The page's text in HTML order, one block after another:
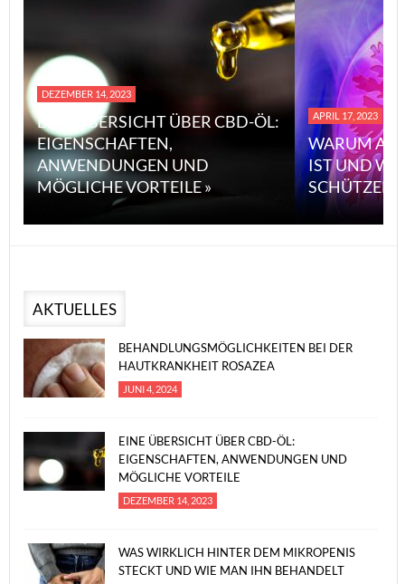
DEZEMBER 14, 2023
EINE ÜBERSICHT ÜBER CBD-ÖL:
EIGENSCHAFTEN,
ANWENDUNGEN UND
MÖGLICHE VORTEILE »
APRIL 17, 2023
WARUM
IST UND
SCHÜTZEN
AKTUELLES
BEHANDLUNGSMÖGLICHKEITEN BEI DER
HAUTKRANKHEIT ROSAZEA
JUNI 4, 2024
EINE ÜBERSICHT ÜBER CBD-ÖL:
EIGENSCHAFTEN, ANWENDUNGEN UND
MÖGLICHE VORTEILE
DEZEMBER 14, 2023
WAS WIRKLICH HINTER DEM MIKROPENIS
STECKT UND WIE MAN IHN BEHANDELT